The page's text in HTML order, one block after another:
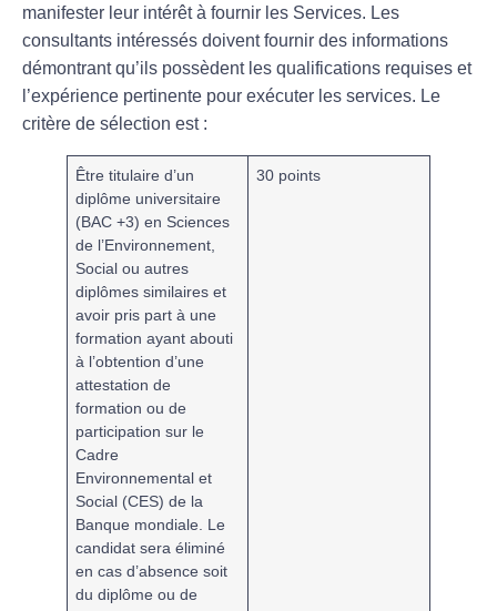
manifester leur intérêt à fournir les Services. Les
consultants intéressés doivent fournir des informations
démontrant qu’ils possèdent les qualifications requises et
l’expérience pertinente pour exécuter les services. Le
critère de sélection est :
Être titulaire d’un
diplôme universitaire
(BAC +3) en Sciences
de l’Environnement,
Social ou autres
diplômes similaires et
avoir pris part à une
formation ayant abouti
à l’obtention d’une
attestation de
formation ou de
participation sur le
Cadre
Environnemental et
Social (CES) de la
Banque mondiale. Le
candidat sera éliminé
en cas d’absence soit
du diplôme ou de
30 points